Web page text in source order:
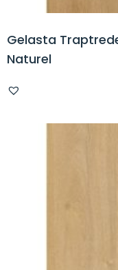
Gelasta
Naturel